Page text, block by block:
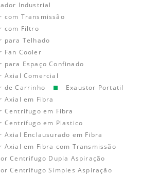
Industrial
com Transmissão
com Filtro
para Telhado
Fan Cooler
para Espaço Confinado
Axial Comercial
de Carrinho
Exaustor Portatil
Axial em Fibra
Centrifugo em Fibra
Centrifugo em Plastico
Axial Enclausurado em Fibra
Axial em Fibra com Transmissão
Centrifugo Dupla Aspiração
Centrifugo Simples Aspiração